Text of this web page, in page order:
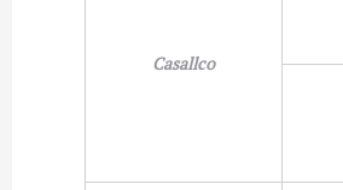
Casallco